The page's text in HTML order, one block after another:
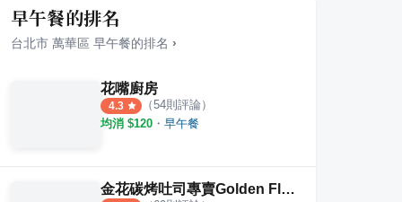
早午餐的排名
台北市 萬華區 早午餐的排名 ›
花嘴廚房
4.3 （54則評論）
均消 $120 ・ 早午餐
金花碳烤吐司專賣Golden Flower